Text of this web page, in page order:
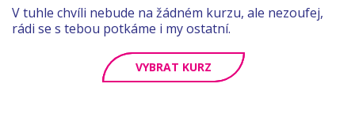
V tuhle chvíli nebude na žádném kurzu, ale nezoufej,
rádi se s tebou potkáme i my ostatní.
VYBRAT KURZ